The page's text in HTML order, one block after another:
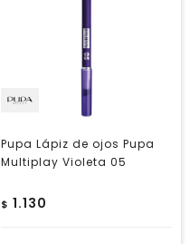
Pupa Lápiz de ojos Pupa
Multiplay Violeta 05
$ 1.130